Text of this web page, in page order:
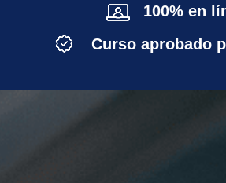
100% en
Curso aprobado